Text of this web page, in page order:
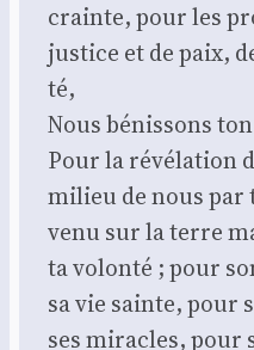
crainte, pour les
jus­tice et de paix,
té,
Nous bénis­sons
Pour la révé­la­tion
milieu de nous par
venu sur la terre
ta volon­té ; pour
sa vie sainte, pour
ses miracles, pour